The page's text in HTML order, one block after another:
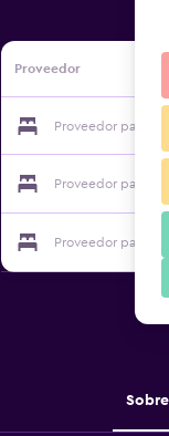
Proveedor
Proveedor para
Proveedor para
Proveedor para
Sobre